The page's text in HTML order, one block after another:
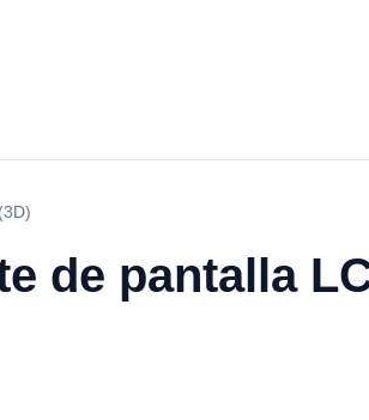
de pantalla